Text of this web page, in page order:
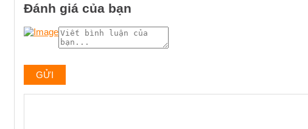
Đánh giá của bạn